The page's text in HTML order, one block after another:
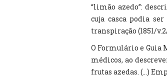
“limão azedo”:
cuja casca podia
transpiração (1851/
O Formulário e Guia
médicos, ao
frutas azedas. (...)